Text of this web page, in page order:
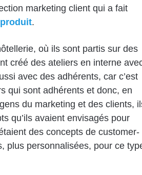
marketing client qui a fait
.
où ils sont partis sur des
créé des ateliers en interne
avec des adhérents, car c’est
qui sont adhérents et donc, en
du marketing et des clients,
qu’ils avaient envisagés pour
des concepts de customer-
plus personnalisées, pour ce